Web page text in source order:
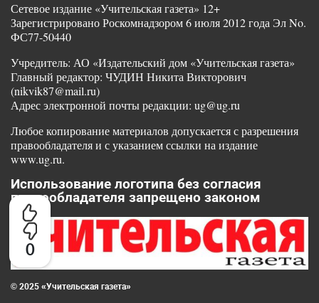
0
Сетевое издание «Учительская газета» 12+
Зарегистрировано Роскомнадзором 6 июля 2012 года Эл No.
ФС77-50440
Учредитель: АО «Издательский дом «Учительская газета»
Главный редактор: ЧУДИН Никита Викторович
(nikvik87@mail.ru)
Адрес электронной почты редакции: ug@ug.ru
Любое копирование материалов допускается с разрешения
правообладателя и с указанием ссылки на издание
www.ug.ru.
Использование логотипа без согласия
правообладателя запрещено законом
© 2025 «Учительская газета»